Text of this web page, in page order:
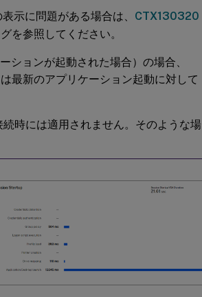
示に問題がある場合は、 CTX130320
を参照してください。
ションが起動された場合）の場合、
最新のアプリケーション起動に対して
時には適用されません。そのような場